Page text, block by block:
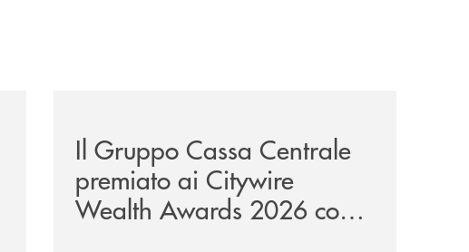
Il Gruppo Cassa Centrale
premiato ai Citywire
Wealth Awards 2026 come